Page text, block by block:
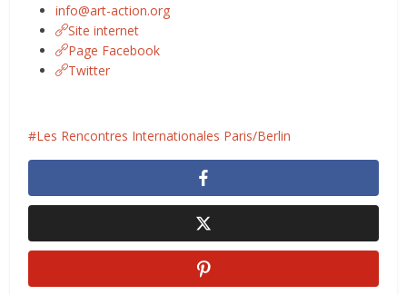
info@art-action.org
Site internet
Page Facebook
Twitter
Les Rencontres Internationales Paris/Berlin